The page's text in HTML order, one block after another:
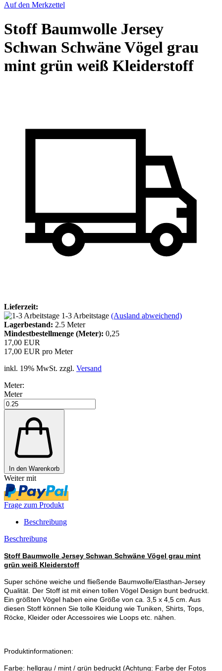
Auf den Merkzettel
Stoff Baumwolle Jersey
Schwan Schwäne Vögel grau
mint grün weiß Kleiderstoff
Lieferzeit:
1-3 Arbeitstage (Ausland abweichend)
Lagerbestand: 2.5 Meter
Mindestbestellmenge (Meter): 0,25
17,00 EUR
17,00 EUR pro Meter
inkl. 19% MwSt. zzgl. Versand
Meter:
Meter
In den Warenkorb
Weiter mit
Frage zum Produkt
Beschreibung
Beschreibung
Stoff Baumwolle Jersey Schwan Schwäne Vögel grau mint
grün weiß Kleiderstoff
Super schöne weiche und fließende Baumwolle/Elasthan-Jersey
Qualität. Der Stoff ist mit einen tollen Vögel Design bunt bedruckt.
Ein größten Vögel haben eine Größe von ca. 3,5 x 4,5 cm. Aus
diesen Stoff können Sie tolle Kleidung wie Tuniken, Shirts, Tops,
Röcke, Kleider oder Accessoires wie Loops etc. nähen.
Produktinformationen:
Farbe: hellgrau / mint / grün bedruckt (Achtung: Farbe der Fotos